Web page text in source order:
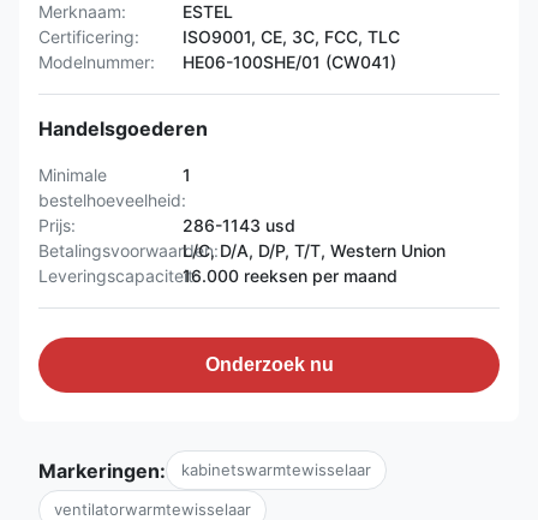
Merknaam:
ESTEL
Certificering:
ISO9001, CE, 3C, FCC, TLC
Modelnummer:
HE06-100SHE/01 (CW041)
Handelsgoederen
Minimale
bestelhoeveelheid:
1
Prijs:
286-1143 usd
Betalingsvoorwaarden:L/C, D/A, D/P, T/T, Western Union
Leveringscapaciteit:16.000 reeksen per maand
Onderzoek nu
Markeringen: kabinetswarmtewisselaar
ventilatorwarmtewisselaar